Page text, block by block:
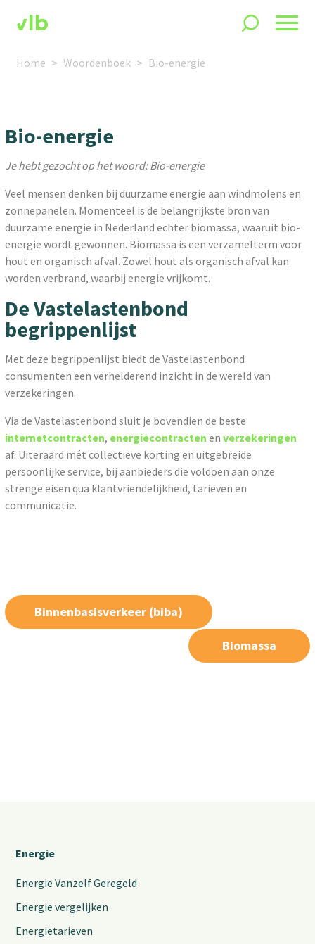
Home Woordenboek Bio-energie
Bio-energie
Je hebt gezocht op het woord: Bio-energie
Veel mensen denken bij duurzame energie aan windmolens en
zonnepanelen. Momenteel is de belangrijkste bron van
duurzame energie in Nederland echter biomassa, waaruit bio-
energie wordt gewonnen. Biomassa is een verzamelterm voor
hout en organisch afval. Zowel hout als organisch afval kan
worden verbrand, waarbij energie vrijkomt.
De Vastelastenbond
begrippenlijst
Met deze begrippenlijst biedt de Vastelastenbond
consumenten een verhelderend inzicht in de wereld van
verzekeringen.
Via de Vastelastenbond sluit je bovendien de beste
internetcontracten, energiecontracten enverzekeringen
af. Uiteraard mét collectieve korting en uitgebreide
persoonlijke service, bij aanbieders die voldoen aan onze
strenge eisen qua klantvriendelijkheid, tarieven en
communicatie.
Binnenbasisverkeer (biba)
Biomassa
Energie
Energie Vanzelf Geregeld
Energie vergelijken
Energietarieven